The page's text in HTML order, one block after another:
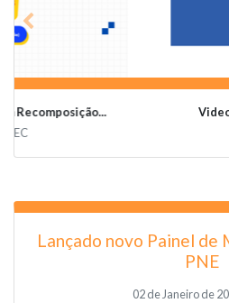
Videoconferência vai abordar
19 de Junho de
Previous
Lançado novo Painel
PNE
02 de Janeiro de